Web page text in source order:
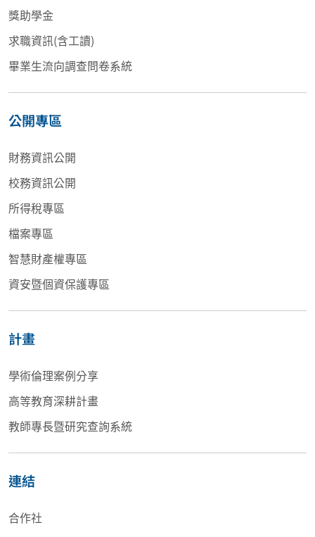
獎助學金
求職資訊(含工讀)
畢業生流向調查問卷系統
公開專區
財務資訊公開
校務資訊公開
所得稅專區
檔案專區
智慧財產權專區
資安暨個資保護專區
計畫
學術倫理案例分享
高等教育深耕計畫
教師專長暨研究查詢系統
連結
合作社